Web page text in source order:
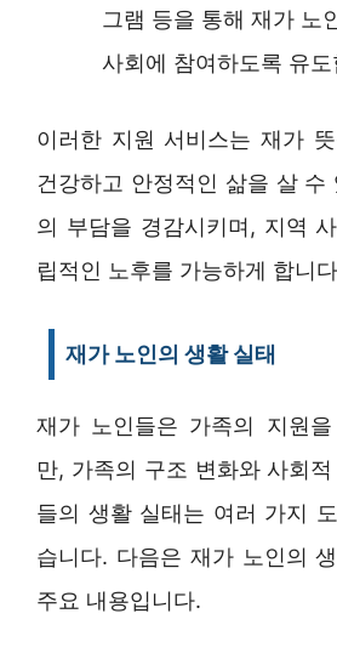
그램 등을 통해 재가 노
사회에 참여하도록 유
이러한 지원 서비스는 재가
건강하고 안정적인 삶을 살 수
의 부담을 경감시키며, 지역
립적인 노후를 가능하게 합니
재가 노인의 생활 실태
재가 노인들은 가족의 지원
만, 가족의 구조 변화와 사회
들의 생활 실태는 여러 가지
습니다. 다음은 재가 노인의
주요 내용입니다.